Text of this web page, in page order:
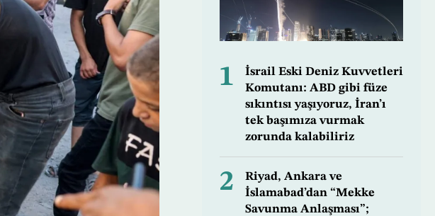
1
İsrail Eski Deniz Kuvvetleri
Komutanı: ABD gibi füze
sıkıntısı yaşıyoruz, İran’ı
tek başımıza vurmak
zorunda kalabiliriz
2
Riyad, Ankara ve
İslamabad’dan “Mekke
Savunma Anlaşması”;